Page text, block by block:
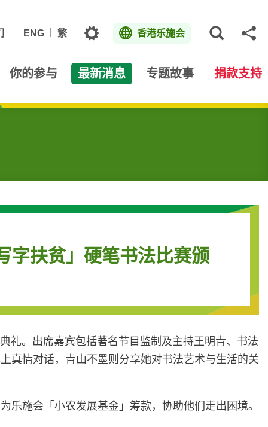
ENG 繁 主题 香港乐施会
你的参与 最新消息 专题故事 捐款支持
字扶贫」硬笔书法比赛颁
礼。出席嘉宾包括著名节目监制及主持王明青、书法
真情对话，青山不墨则分享她对书法艺术与生活的关
施会「小农发展基金」筹款，协助他们走出困境。